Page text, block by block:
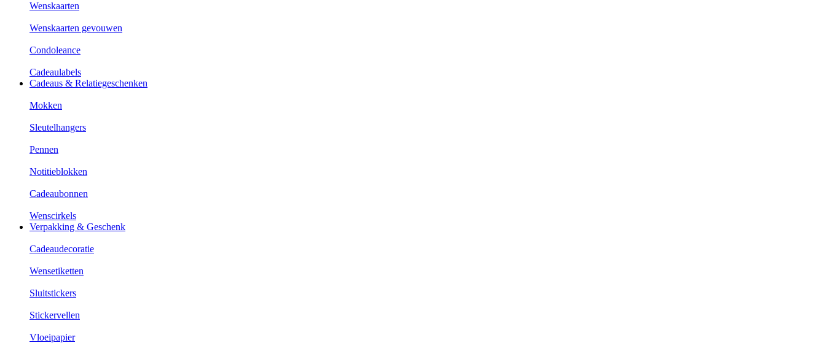
Wenskaarten
Wenskaarten gevouwen
Condoleance
Cadeaulabels
Cadeaus & Relatiegeschenken
Mokken
Sleutelhangers
Pennen
Notitieblokken
Cadeaubonnen
Wenscirkels
Verpakking & Geschenk
Cadeaudecoratie
Wensetiketten
Sluitstickers
Stickervellen
Vloeipapier